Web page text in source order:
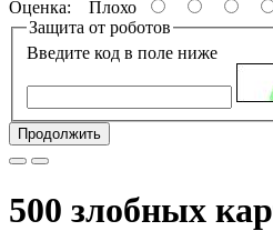
Оценка: Плохо
Защита от роботов
Введите код в поле ниже
Продолжить
500 злобных